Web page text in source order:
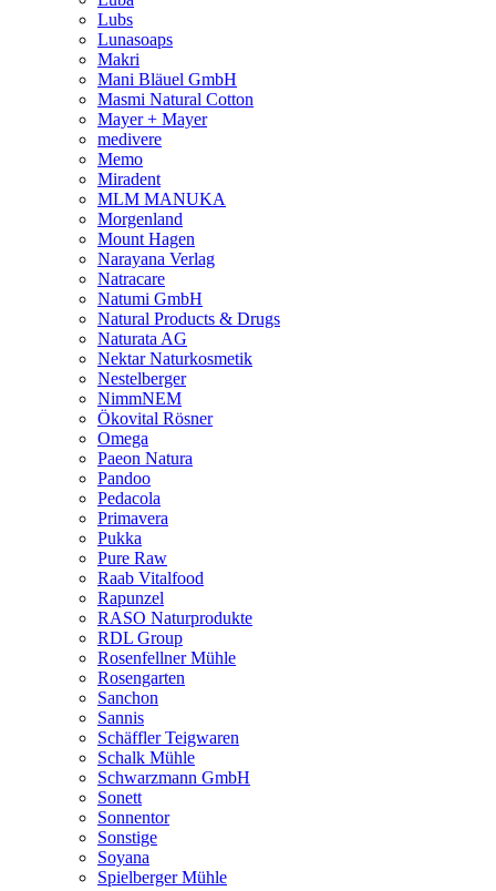
Lubs
Lunasoaps
Makri
Mani Bläuel GmbH
Masmi Natural Cotton
Mayer + Mayer
medivere
Memo
Miradent
MLM MANUKA
Morgenland
Mount Hagen
Narayana Verlag
Natracare
Natumi GmbH
Natural Products & Drugs
Naturata AG
Nektar Naturkosmetik
Nestelberger
NimmNEM
Ökovital Rösner
Omega
Paeon Natura
Pandoo
Pedacola
Primavera
Pukka
Pure Raw
Raab Vitalfood
Rapunzel
RASO Naturprodukte
RDL Group
Rosenfellner Mühle
Rosengarten
Sanchon
Sannis
Schäffler Teigwaren
Schalk Mühle
Schwarzmann GmbH
Sonett
Sonnentor
Sonstige
Soyana
Spielberger Mühle